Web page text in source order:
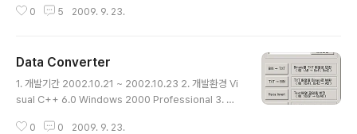
로 볼 수 있거나 편집이 가능한 프로그램이다. 4. 개발동기
로드했는데, 그것이 어떤 자료인지 알려면 파일로 저장을
해서 들여다 봐야하는데, 메모장같은 텍스트 편집기로는
볼 수가 없다. 또한 가끔은 값을 수정할 필요도 있는데 이러
는 주로 게임의 저장파일을 편집하는 목적으로 많이 사용
0 5 2009. 9. 23.
Data Converter
1. 개발기간 2002.10.21 ~ 2002.10.23 2. 개발환경 Vi
sual C++ 6.0 Windows 2000 Professional 3. 작
의 변환 프로그램이다. 4. 개발동기 및 개발 목적 프로그램
0 0 2009. 9. 23.